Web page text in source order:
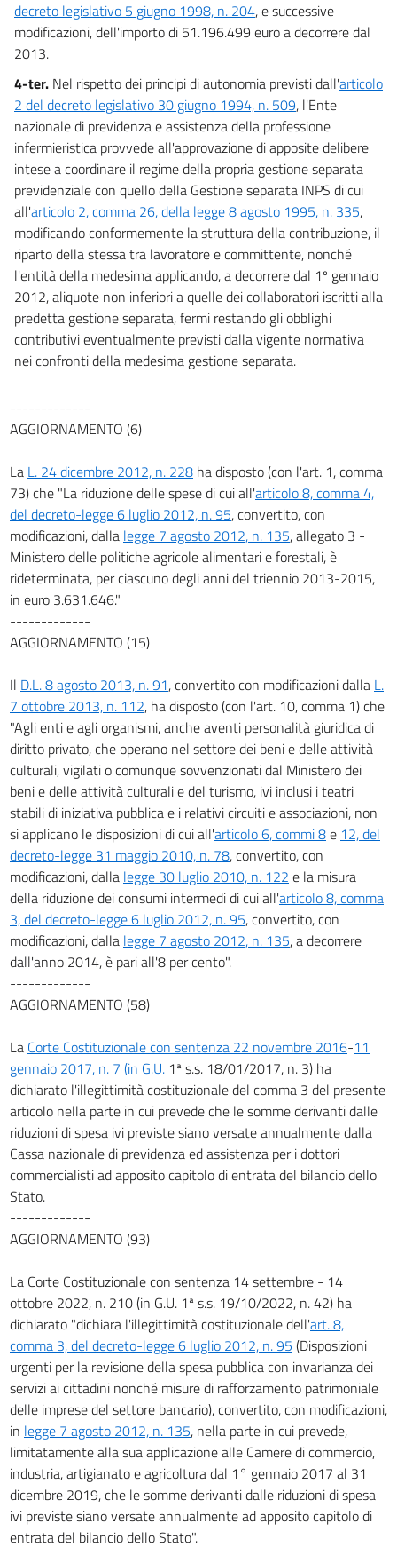
decreto legislativo 5 giugno 1998, n. 204, e successive
modificazioni, dell'importo di 51.196.499 euro a decorrere dal
2013.
4-ter. Nel rispetto dei principi di autonomia previsti dall'articolo
2 del decreto legislativo 30 giugno 1994, n. 509, l'Ente
nazionale di previdenza e assistenza della professione
infermieristica provvede all'approvazione di apposite delibere
intese a coordinare il regime della propria gestione separata
previdenziale con quello della Gestione separata INPS di cui
all'articolo 2, comma 26, della legge 8 agosto 1995, n. 335,
modificando conformemente la struttura della contribuzione, il
riparto della stessa tra lavoratore e committente, nonché
l'entità della medesima applicando, a decorrere dal 1º gennaio
2012, aliquote non inferiori a quelle dei collaboratori iscritti alla
predetta gestione separata, fermi restando gli obblighi
contributivi eventualmente previsti dalla vigente normativa
nei confronti della medesima gestione separata.
-------------
AGGIORNAMENTO (6)
La L. 24 dicembre 2012, n. 228 ha disposto (con l'art. 1, comma
73) che "La riduzione delle spese di cui all'articolo 8, comma 4,
del decreto-legge 6 luglio 2012, n. 95, convertito, con
modificazioni, dalla legge 7 agosto 2012, n. 135, allegato 3 -
Ministero delle politiche agricole alimentari e forestali, è
rideterminata, per ciascuno degli anni del triennio 2013-2015,
in euro 3.631.646."
-------------
AGGIORNAMENTO (15)
Il D.L. 8 agosto 2013, n. 91, convertito con modificazioni dalla L.
7 ottobre 2013, n. 112, ha disposto (con l'art. 10, comma 1) che
"Agli enti e agli organismi, anche aventi personalità giuridica di
diritto privato, che operano nel settore dei beni e delle attività
culturali, vigilati o comunque sovvenzionati dal Ministero dei
beni e delle attività culturali e del turismo, ivi inclusi i teatri
stabili di iniziativa pubblica e i relativi circuiti e associazioni, non
si applicano le disposizioni di cui all'articolo 6, commi 8e 12, del
decreto-legge 31 maggio 2010, n. 78, convertito, con
modificazioni, dalla legge 30 luglio 2010, n. 122 e la misura
della riduzione dei consumi intermedi di cui all'articolo 8, comma
3, del decreto-legge 6 luglio 2012, n. 95, convertito, con
modificazioni, dalla legge 7 agosto 2012, n. 135, a decorrere
dall'anno 2014, è pari all'8 per cento".
-------------
AGGIORNAMENTO (58)
La Corte Costituzionale con sentenza 22 novembre 2016-11
gennaio 2017, n. 7 (in G.U. 1ª s.s. 18/01/2017, n. 3) ha
dichiarato l'illegittimità costituzionale del comma 3 del presente
articolo nella parte in cui prevede che le somme derivanti dalle
riduzioni di spesa ivi previste siano versate annualmente dalla
Cassa nazionale di previdenza ed assistenza per i dottori
commercialisti ad apposito capitolo di entrata del bilancio dello
Stato.
-------------
AGGIORNAMENTO (93)
La Corte Costituzionale con sentenza 14 settembre - 14
ottobre 2022, n. 210 (in G.U. 1ª s.s. 19/10/2022, n. 42) ha
dichiarato "dichiara l'illegittimità costituzionale dell'art. 8,
comma 3, del decreto-legge 6 luglio 2012, n. 95 (Disposizioni
urgenti per la revisione della spesa pubblica con invarianza dei
servizi ai cittadini nonché misure di rafforzamento patrimoniale
delle imprese del settore bancario), convertito, con modificazioni,
in legge 7 agosto 2012, n. 135, nella parte in cui prevede,
limitatamente alla sua applicazione alle Camere di commercio,
industria, artigianato e agricoltura dal 1° gennaio 2017 al 31
dicembre 2019, che le somme derivanti dalle riduzioni di spesa
ivi previste siano versate annualmente ad apposito capitolo di
entrata del bilancio dello Stato".